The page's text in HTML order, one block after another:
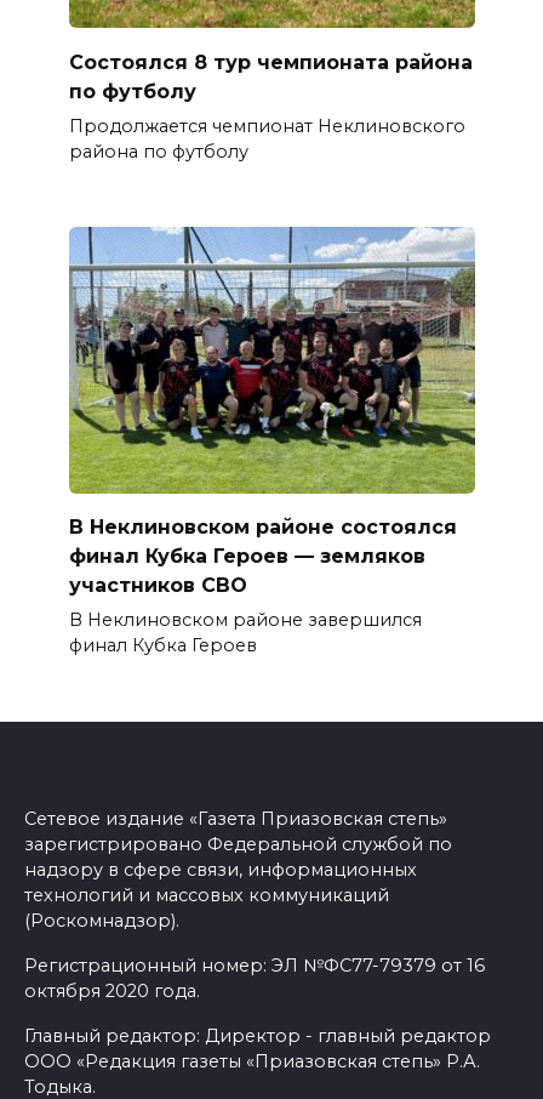
Состоялся 8 тур чемпионата района
по футболу
Продолжается чемпионат Неклиновского
района по футболу
В Неклиновском районе состоялся
финал Кубка Героев — земляков
участников СВО
В Неклиновском районе завершился
финал Кубка Героев
Сетевое издание «Газета Приазовская степь»
зарегистрировано Федеральной службой по
надзору в сфере связи, информационных
технологий и массовых коммуникаций
(Роскомнадзор).
Регистрационный номер: ЭЛ №ФС77-79379 от 16
октября 2020 года.
Главный редактор: Директор - главный редактор
ООО «Редакция газеты «Приазовская степь» Р.А.
Тодыка.